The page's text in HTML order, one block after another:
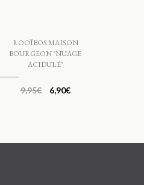
ROOÏBOS MAISON
BOURGEON "NUAGE
ACIDULÉ"
9,95€ 6,90€